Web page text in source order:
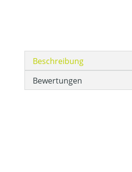
Beschreibung
Bewertungen